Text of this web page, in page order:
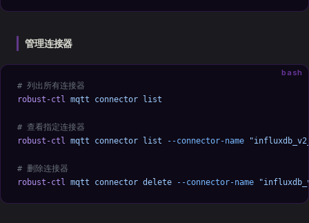
管理连接器
bash
# 列出所有连接器
robust-ctl mqtt connector list
# 查看指定连接器
robust-ctl mqtt connector list --connector-name
# 删除连接器
robust-ctl mqtt connector delete --connector-name